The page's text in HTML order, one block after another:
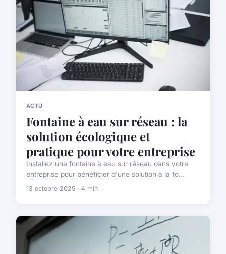
ACTU
Fontaine à eau sur réseau : la
solution écologique et
pratique pour votre entreprise
Installez une fontaine à eau sur réseau dans votre
entreprise pour bénéficier d'une solution à la fo...
13 octobre 2025 · 4 min